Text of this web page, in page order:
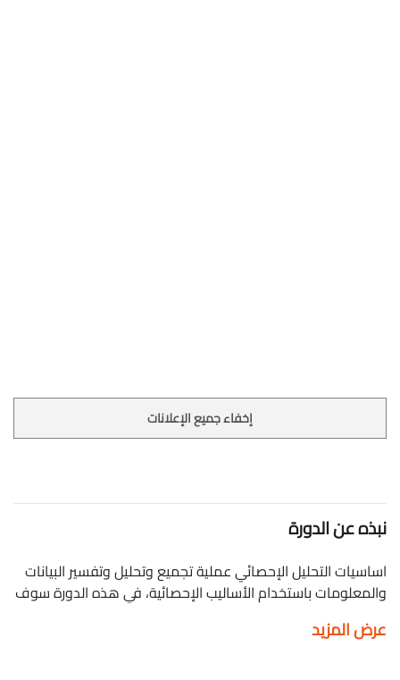
إخفاء جميع الإعلانات
نبذه عن الدورة
اساسيات التحليل الإحصائي عملية تجميع وتحليل وتفسير البيانات
والمعلومات باستخدام الأساليب الإحصائية، في هذه الدورة سوف
قصي ياسر Series explaining statistical analysis
عرض المزيد